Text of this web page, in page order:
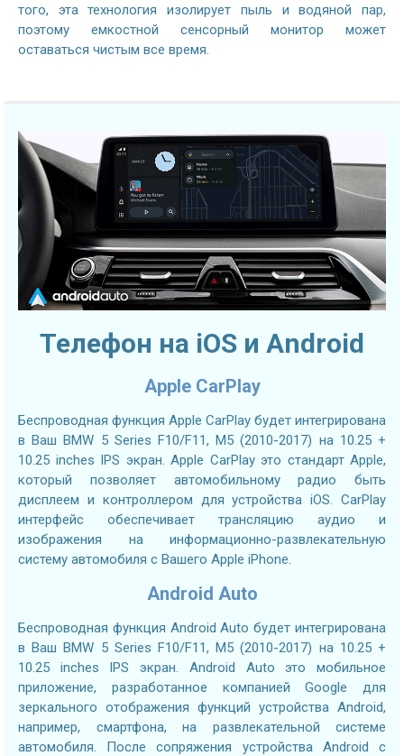
того, эта технология изолирует пыль и водяной пар,
поэтому емкостной сенсорный монитор может
оставаться чистым все время.
Телефон на iOS и Android
Apple CarPlay
Беспроводная функция Apple CarPlay будет интегрирована
в Ваш BMW 5 Series F10/F11, M5 (2010-2017) на 10.25 +
10.25 inches IPS экран. Apple CarPlay это стандарт Apple,
который позволяет автомобильному радио быть
дисплеем и контроллером для устройства iOS. CarPlay
интерфейс обеспечивает трансляцию аудио и
изображения на информационно-развлекательную
систему автомобиля с Вашего Apple iPhone.
Android Auto
Беспроводная функция Android Auto будет интегрирована
в Ваш BMW 5 Series F10/F11, M5 (2010-2017) на 10.25 +
10.25 inches IPS экран. Android Auto это мобильное
приложение, разработанное компанией Google для
зеркального отображения функций устройства Android,
например, смартфона, на развлекательной системе
автомобиля. После сопряжения устройства Android с